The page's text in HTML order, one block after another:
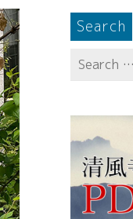
Search
Search
for: